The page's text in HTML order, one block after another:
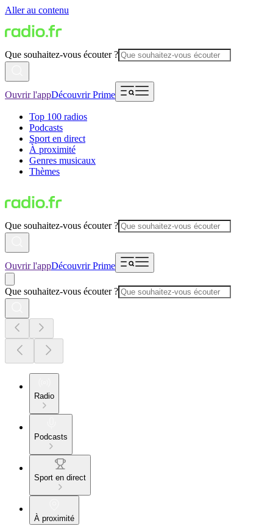
Aller au contenu
Que souhaitez-vous écouter ?
Ouvrir l'appDécouvrir Prime
Top 100 radios
Podcasts
Sport en direct
À proximité
Genres musicaux
Thèmes
Que souhaitez-vous écouter ?
Ouvrir l'appDécouvrir Prime
Que souhaitez-vous écouter ?
Radio
Podcasts
Sport en direct
À proximité